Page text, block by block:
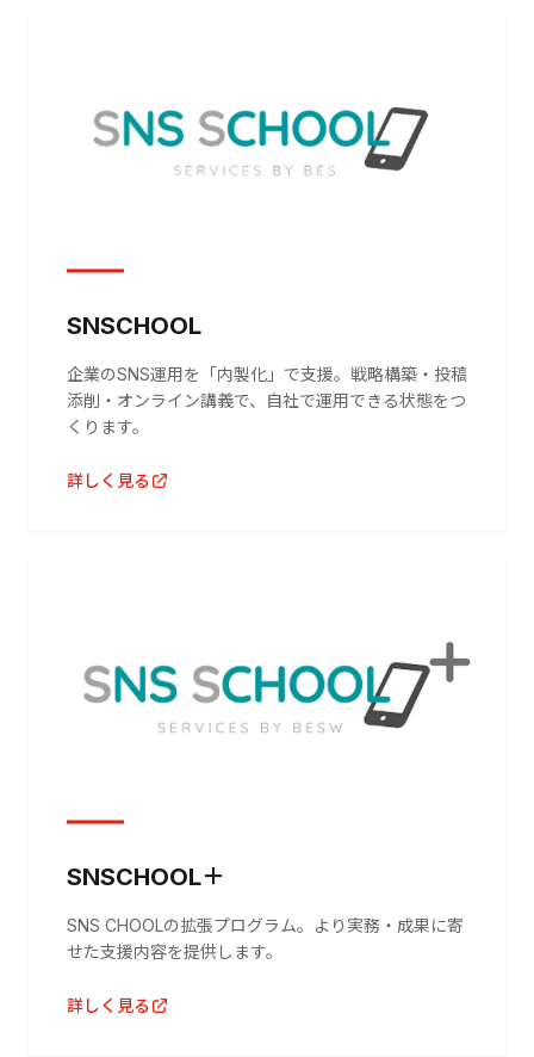
SNSCHOOL
企業のSNS運用を「内製化」で支援。戦略構築・投稿
添削・オンライン講義で、自社で運用できる状態をつ
くります。
詳しく見る
SNSCHOOL＋
SNS CHOOLの拡張プログラム。より実務・成果に寄
せた支援内容を提供します。
詳しく見る